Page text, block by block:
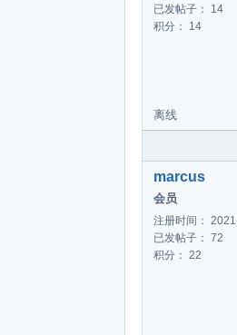
已发帖子： 14
积分： 14
离线
marcus
会员
注册时间：
已发帖子： 72
积分： 22